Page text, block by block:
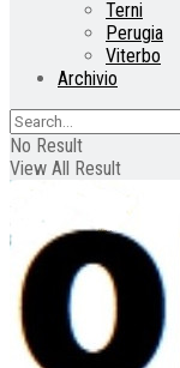
Terni
Perugia
Viterbo
Archivio
No Result
View All Result